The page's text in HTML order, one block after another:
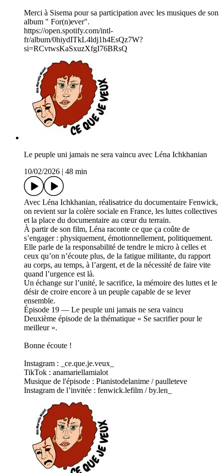
Merci à Sisema pour sa participation avec les musiques de son
album " For(n)ever".
https://open.spotify.com/intl-
fr/album/0hiydITkL4ldj1h4EsQz7W?
si=RCvtwsKaSxuzXfgI76BRsQ
Le peuple uni jamais ne sera vaincu avec Léna Ichkhanian
10/02/2026
48 min
Avec Léna Ichkhanian, réalisatrice du documentaire Fenwick,
on revient sur la colère sociale en France, les luttes collectives
et la place du documentaire au cœur du terrain.
À partir de son film, Léna raconte ce que ça coûte de
s’engager : physiquement, émotionnellement, politiquement.
Elle parle de la responsabilité de tendre le micro à celles et
ceux qu’on n’écoute plus, de la fatigue militante, du rapport
au corps, au temps, à l’argent, et de la nécessité de faire vite
quand l’urgence est là.
Un échange sur l’unité, le sacrifice, la mémoire des luttes et le
désir de croire encore à un peuple capable de se lever
ensemble.
Épisode 19 — Le peuple uni jamais ne sera vaincu
Deuxième épisode de la thématique « Se sacrifier pour le
meilleur ».
Bonne écoute !
Instagram : ⁠_ce.que.je.veux_⁠
TikTok : anamariellamialot
Musique de l'épisode : Pianistodelanime / ⁠paulleteve⁠
Instagram de l’invitée : fenwick.lefilm / by.len_